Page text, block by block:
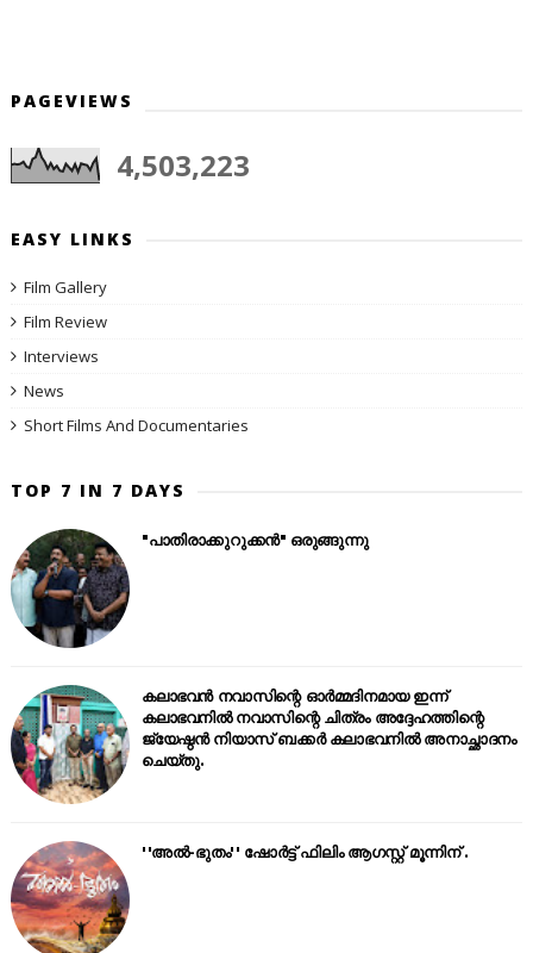
PAGEVIEWS
4,503,223
EASY LINKS
Film Gallery
Film Review
Interviews
News
Short Films And Documentaries
TOP 7 IN 7 DAYS
"പാതിരാക്കുറുക്കൻ" ഒരുങ്ങുന്നു
കലാഭവൻ നവാസിന്റെ ഓർമ്മദിനമായ ഇന്ന്
കലാഭവനിൽ നവാസിന്റെ ചിത്രം അദ്ദേഹത്തിന്റെ
ജ്യേഷ്ഠൻ നിയാസ് ബക്കർ കലാഭവനിൽ അനാച്ഛാദനം
ചെയ്തു.
''അൽ-ഭുതം'' ഷോർട്ട് ഫിലിം ആഗസ്റ്റ് മൂന്നിന് .